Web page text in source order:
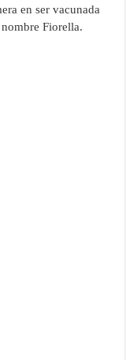
en ser vacunada
Fiorella.